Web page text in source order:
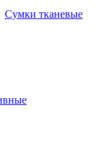
Сумки тканевые